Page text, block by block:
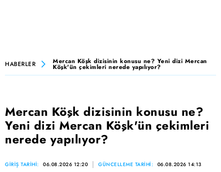
HABERLER Mercan Köşk dizisinin konusu ne? Yeni dizi Mercan
Köşk'ün çekimleri nerede yapılıyor?
Mercan Köşk dizisinin konusu ne?
Yeni dizi Mercan Köşk'ün çekimleri
nerede yapılıyor?
GİRİŞ TARİHİ: 06.08.2026 12:20 GÜNCELLEME TARİHİ: 06.08.2026 14:13